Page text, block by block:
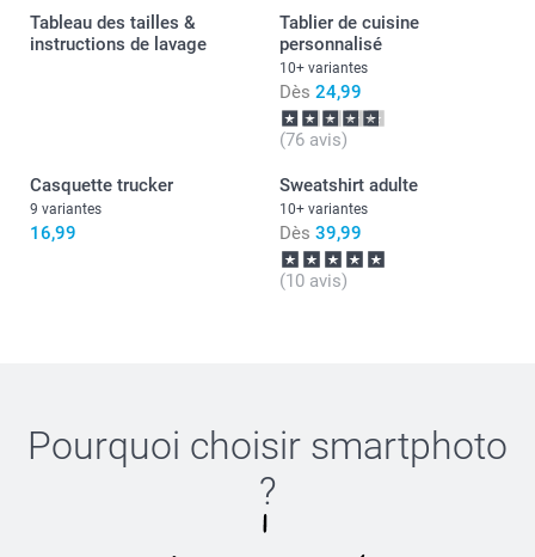
19,5 cm
XXL
77,2 cm
61,5 cm
20 cm
Florence@smartphoto
Tableau des tailles &
instructions de lavage
Tablier de cuisine
personnalisé
10+ variantes
Dès 24,99
(76 avis)
Casquette trucker
9 variantes
16,99
Sweatshirt adulte
10+ variantes
Dès 39,99
(10 avis)
Pourquoi choisir smartphoto
?